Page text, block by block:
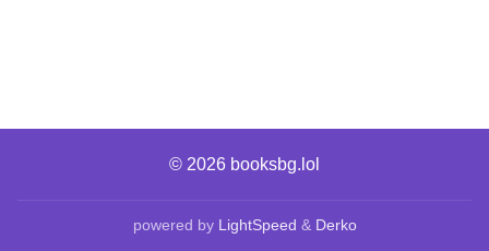
© 2026 booksbg.lol
powered by LightSpeed & Derko